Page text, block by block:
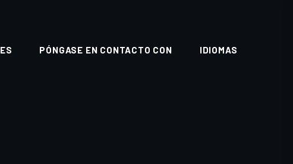
PÓNGASE EN CONTACTO CON IDIOMAS